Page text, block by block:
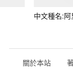
中文種名:
關於本站